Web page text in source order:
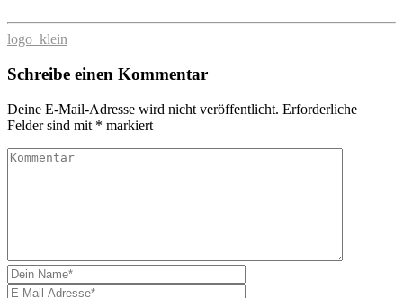
logo_klein
Schreibe einen Kommentar
Deine E-Mail-Adresse wird nicht veröffentlicht. Erforderliche
Felder sind mit * markiert